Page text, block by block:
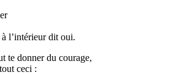
l’intérieur dit oui.
te donner du courage,
ceci :